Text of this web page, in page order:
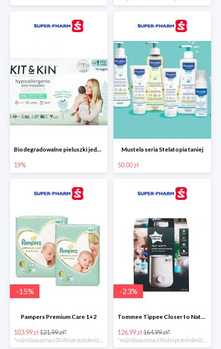
Biodegradowalne pieluszki jednorazowe -19%
19%
Mustela seria Stelatopia taniej
50.00 zł
-15%
Pampers Premium Care 1+2
103.99 zł121.99 zł*
*najniższa cena z 30 dni przed obniżką
-23%
Tommee Tippee Closer to Nature - elektryczny podgrzewacz butelek i pokarmu
126.99 zł164.99 zł*
*najniższa cena z 30 dni przed obniżką